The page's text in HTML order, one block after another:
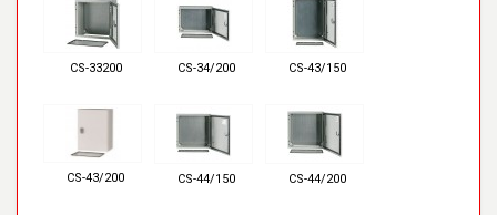
CS-33200 CS-34/200 CS-43/150
CS-43/200 CS-44/150 CS-44/200